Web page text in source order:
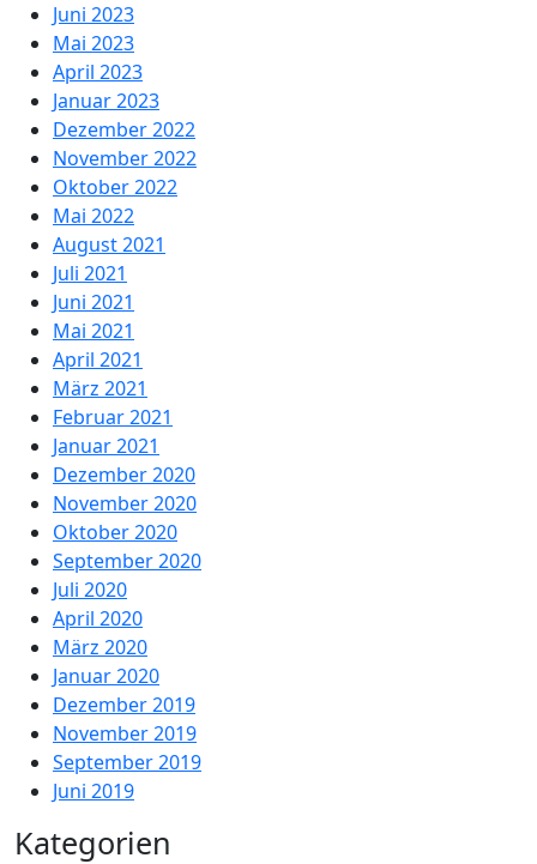
Juni 2023
Mai 2023
April 2023
Januar 2023
Dezember 2022
November 2022
Oktober 2022
Mai 2022
August 2021
Juli 2021
Juni 2021
Mai 2021
April 2021
März 2021
Februar 2021
Januar 2021
Dezember 2020
November 2020
Oktober 2020
September 2020
Juli 2020
April 2020
März 2020
Januar 2020
Dezember 2019
November 2019
September 2019
Juni 2019
Kategorien